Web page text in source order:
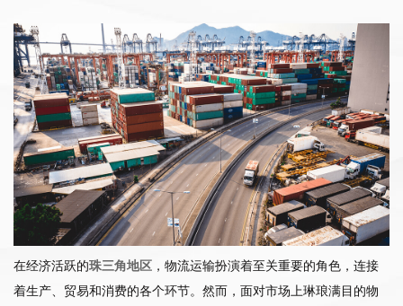
在经济活跃的珠三角地区 ，物流运输扮演着至关重要的角色，连接
着生产、贸易和消费的各个环节。然而，面对市场上琳琅满目的物